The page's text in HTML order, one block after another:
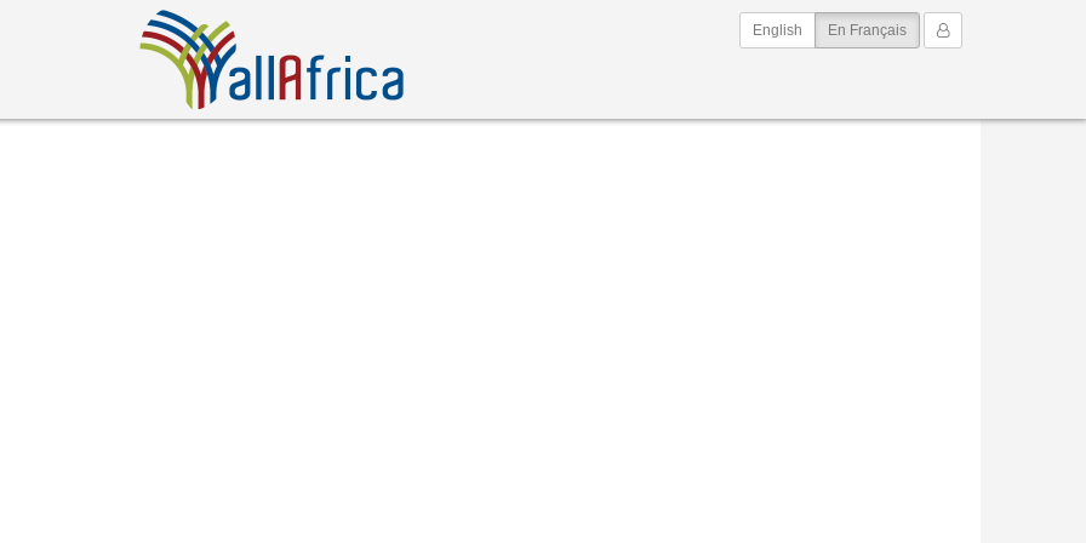
Mon Compte
English En Français(current)